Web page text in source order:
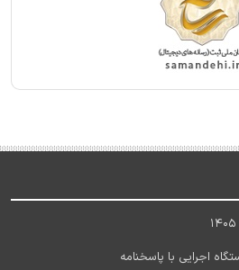
اجرایی با پاسخنامه